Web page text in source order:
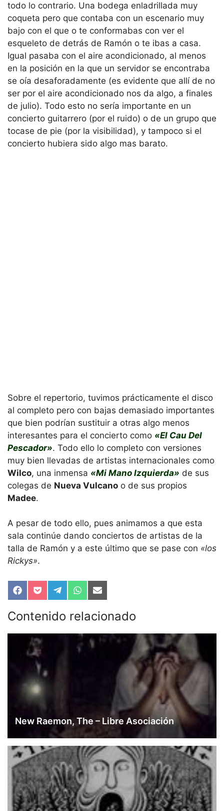
todo lo contrario. Una bodega enladrillada muy
coqueta pero que contaba con un escenario muy
bajo con el que o te conformabas con ver el
esqueleto de detrás de Ramón o te ibas a casa.
Igual pasaba con el aire acondicionado, al menos
en la posición en la que un servidor se encontraba
se oía desaforadamente (es evidente que allí de no
ser por el aire acondicionado nos da algo, a finales
de julio). Todo esto no sería importante en un
concierto guitarrero (por el ruido) o de un grupo que
tocase de pie (por la visibilidad), y tampoco si el
concierto hubiera sido algo mas barato.
Sobre el repertorio, tuvimos prácticamente el disco
al completo pero con bajas demasiado importantes
que bien podrían sustituir a otras algo menos
interesantes para el concierto como «El Cau Del
Pescador». Todo ello lo completo con versiones
muy bien llevadas de artistas internacionales como
Wilco, una inmensa «Mi Mano Izquierda» de sus
colegas de Nueva Vulcano o de sus propios
Madee.
A pesar de todo ello, pues animamos a que esta
sala continúe dando conciertos de artistas de la
talla de Ramón y a este último que se pase con «los
Rickys».
Compartir
en
Facebook
Compartir
en
Pocket
Compartir
en
Telegram
Compartir
en
WhatsApp
Compartir
en
Email
Contenido relacionado
New Raemon, The – Libre Asociación